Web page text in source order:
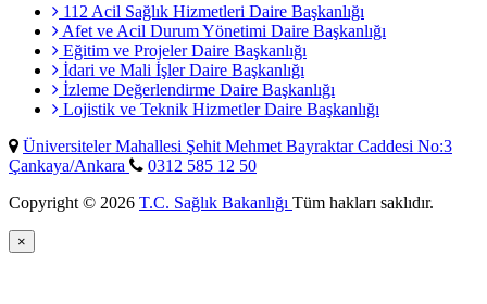
112 Acil Sağlık Hizmetleri Daire Başkanlığı
Afet ve Acil Durum Yönetimi Daire Başkanlığı
Eğitim ve Projeler Daire Başkanlığı
İdari ve Mali İşler Daire Başkanlığı
İzleme Değerlendirme Daire Başkanlığı
Lojistik ve Teknik Hizmetler Daire Başkanlığı
Üniversiteler Mahallesi Şehit Mehmet Bayraktar Caddesi No:3
Çankaya/Ankara
0312 585 12 50
Copyright © 2026 T.C. Sağlık Bakanlığı Tüm hakları saklıdır.
×